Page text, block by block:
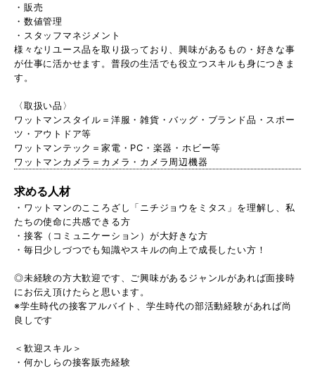
・販売
・数値管理
・スタッフマネジメント
様々なリユース品を取り扱っており、興味があるもの・好きな事
が仕事に活かせます。普段の生活でも役立つスキルも身につきま
す。
〈取扱い品〉
ワットマンスタイル＝洋服・雑貨・バッグ・ブランド品・スポー
ツ・アウトドア等
ワットマンテック＝家電・PC・楽器・ホビー等
ワットマンカメラ＝カメラ・カメラ周辺機器
求める人材
・ワットマンのこころざし「ニチジョウをミタス」を理解し、私
たちの使命に共感できる方
・接客（コミュニケーション）が大好きな方
・毎日少しづつでも知識やスキルの向上で成長したい方！
◎未経験の方大歓迎です、ご興味があるジャンルがあれば面接時
にお伝え頂けたらと思います。
※学生時代の接客アルバイト、学生時代の部活動経験があれば尚
良しです
＜歓迎スキル＞
・何かしらの接客販売経験